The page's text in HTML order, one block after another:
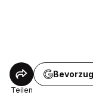
Teilen